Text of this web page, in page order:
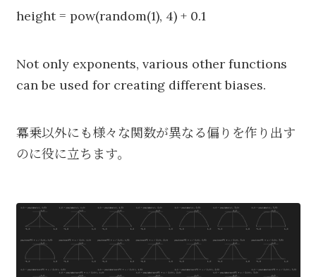
height = pow(random(1), 4) + 0.1
Not only exponents, various other functions
can be used for creating different biases.
冪乗以外にも様々な関数が異なる偏りを作り出す
のに役に立ちます。